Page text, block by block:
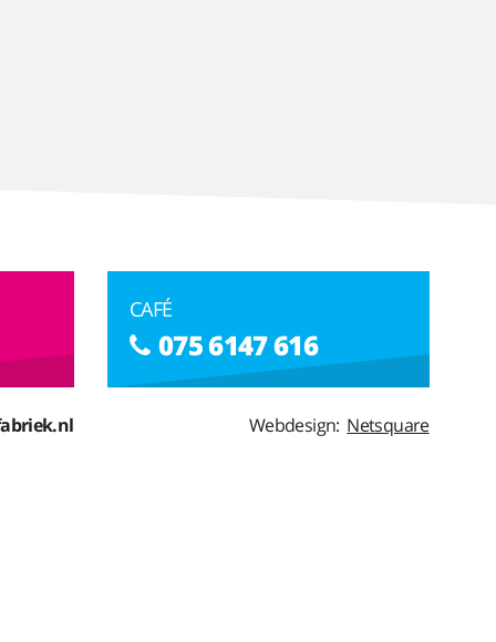
CAFÉ
075 6147 616
Webdesign: Netsquare